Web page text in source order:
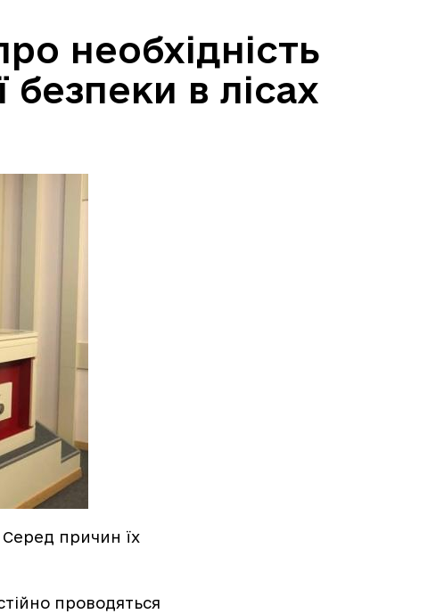
необхідність
в лісах
Серед причин їх
проводяться